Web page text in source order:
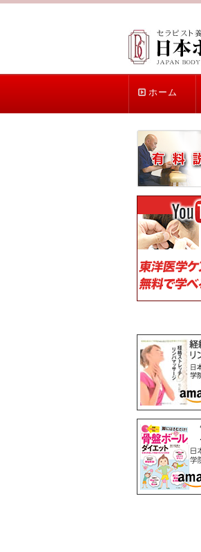
ホーム